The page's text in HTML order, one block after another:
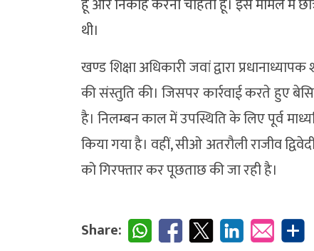
थी।
खण्ड शिक्षा अधिकारी जवां द्वारा
की संस्तुति की। जिसपर कार्रवाई करते हुए
है। निलम्बन काल में उपस्थिति के लिए पूर्व
किया गया है। वहीं, सीओ अतरौली राजीव
को गिरफ्तार कर पूछताछ की जा रही है।
Share: